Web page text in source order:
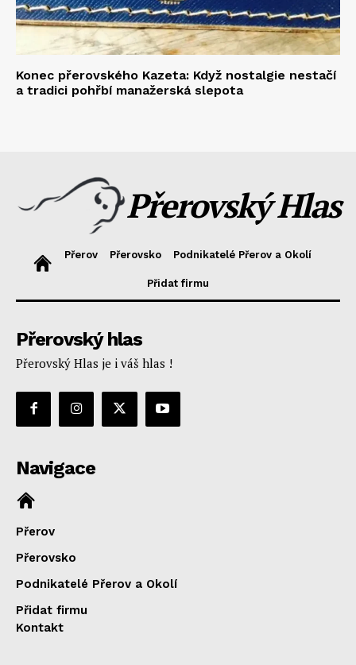
Konec přerovského Kazeta: Když nostalgie nestačí
a tradici pohřbí manažerská slepota
Přerovský Hlas
Přerov Přerovsko Podnikatelé Přerov a Okolí
Přidat firmu
Přerovský hlas
Přerovský Hlas je i váš hlas !
Navigace
Přerov
Přerovsko
Podnikatelé Přerov a Okolí
Přidat firmu
Kontakt